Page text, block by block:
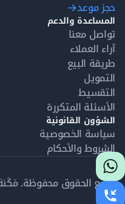
حجز موعد
المساعدة والدعم
تواصل معنا
آراء العملاء
طريقة البيع
التمويل
التقسيط
الأسئلة المتكررة
الشؤون القانونية
سياسة الخصوصية
الشروط والأحكام
جميع الحقوق محفوظة. مَكَنة